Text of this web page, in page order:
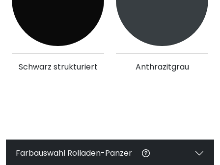
Schwarz strukturiert Anthrazitgrau
Farbauswahl Rolladen-Panzer